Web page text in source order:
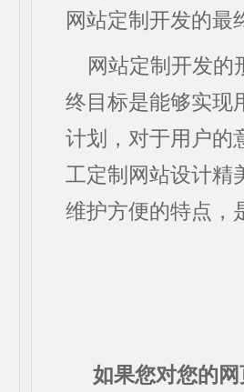
网站定制开发的最
网站定制开发的
终目标是能够实现
计划，对于用户的
工定制网站设计精
维护方便的特点，
如果您对您的